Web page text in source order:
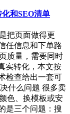
和SEO清单
把页面做得更
任信息和下单路
质量，需要同时
实转化，本文按
检查给出一套可
什么问题 很多卖
色、换模板或安
是三个问题：搜